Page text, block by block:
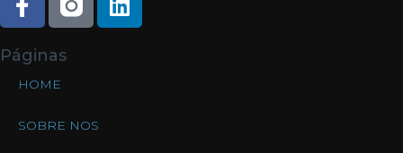
Páginas
HOME
SOBRE NOS